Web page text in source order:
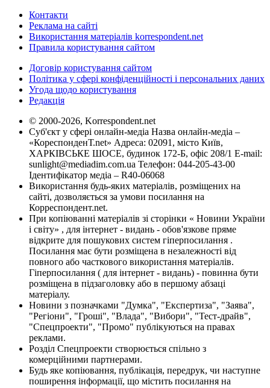
Контакти
Реклама на сайті
Використання матеріалів korrespondent.net
Правила користування сайтом
Договір користування сайтом
Політика у сфері конфіденційності і персональних даних
Угода щодо користування
Редакція
© 2000-2026, Korrespondent.net
Суб'єкт у сфері онлайн-медіа Назва онлайн-медіа –
«КореспонденТ.net» Адреса: 02091, місто Київ,
ХАРКІВСЬКЕ ШОСЕ, будинок 172-Б, офіс 208/1 E-mail:
sunlight@mediadim.com.ua Телефон: 044-205-43-00
Ідентифікатор медіа – R40-06068
Використання будь-яких матеріалів, розміщених на
сайті, дозволяється за умови посилання на
Корреспондент.net.
При копіюванні матеріалів зі сторінки « Новини України
і світу» , для інтернет - видань - обов'язкове пряме
відкрите для пошукових систем гіперпосилання .
Посилання має бути розміщена в незалежності від
повного або часткового використання матеріалів.
Гіперпосилання ( для інтернет - видань) - повинна бути
розміщена в підзаголовку або в першому абзаці
матеріалу.
Новини з позначками "Думка", "Експертиза", "Заява",
"Регіони", "Гроші", "Влада", "Вибори", "Тест-драйв",
"Спецпроекти", "Промо" публікуються на правах
реклами.
Розділ Спецпроекти створюється спільно з
комерційними партнерами.
Будь яке копіювання, публікація, передрук, чи наступне
поширення інформації, що містить посилання на